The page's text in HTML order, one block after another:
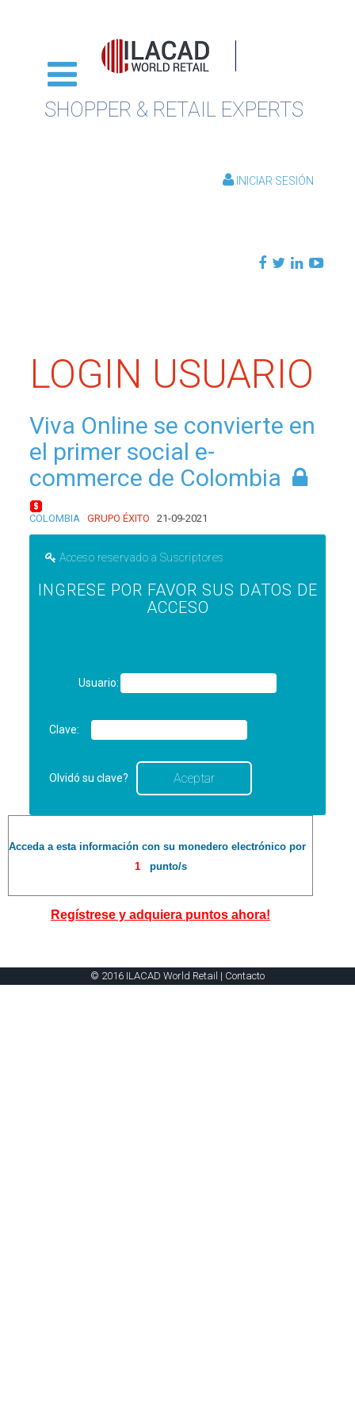
SHOPPER & RETAIL EXPERTS
INICIAR SESIÓN
LOGIN USUARIO
Viva Online se convierte en
el primer social e-
commerce de Colombia
COLOMBIA GRUPO ÉXITO 21-09-2021
Acceso reservado a Suscriptores
INGRESE POR FAVOR SUS DATOS DE
ACCESO
Usuario:
Clave:
Olvidó su clave?
Acceda a esta información con su monedero electrónico por
1
punto/s
Regístrese y adquiera puntos ahora!
© 2016 ILACAD World Retail | Contacto